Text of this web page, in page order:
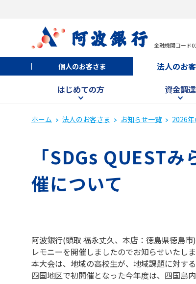
金融機関コード
個人のお客さま 法人のお
はじめての方 資金調達
ホーム 法人のお客さま お知らせ一覧 2026
「SDGs QUEST
催について
阿波銀行(頭取 福永丈久、本店：徳島県徳島
レモニーを開催しましたのでお知らせいたしま
本大会は、地域の高校生が、地域課題に対す
四国地区で初開催となった今年度は、四国島